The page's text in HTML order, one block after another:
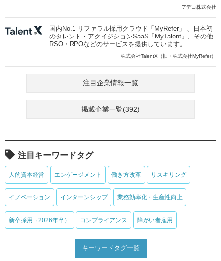
アデコ株式会社
国内No.1 リファラル採用クラウド「MyRefer」 、日本初
のタレント・アクイジションSaaS「MyTalent」、その他
RSO・RPOなどのサービスを提供しています。
株式会社TalentX（旧・株式会社MyRefer）
注目企業情報一覧
掲載企業一覧(392)
注目キーワードタグ
人的資本経営 エンゲージメント 働き方改革 リスキリング
イノベーション インターンシップ 業務効率化・生産性向上
新卒採用（2026年卒） コンプライアンス 障がい者雇用
キーワードタグ一覧